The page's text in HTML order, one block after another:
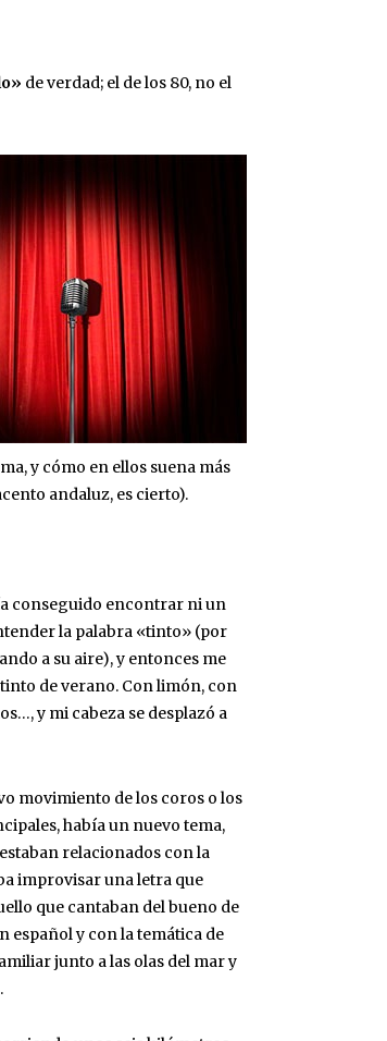
de verdad; el de los 80, no el
y cómo en ellos suena más
andaluz, es cierto).
conseguido encontrar ni un
la palabra «tinto» (por
a su aire), y entonces me
de verano. Con limón, con
y mi cabeza se desplazó a
movimiento de los coros o los
había un nuevo tema,
relacionados con la
improvisar una letra que
que cantaban del bueno de
español y con la temática de
junto a las olas del mar y